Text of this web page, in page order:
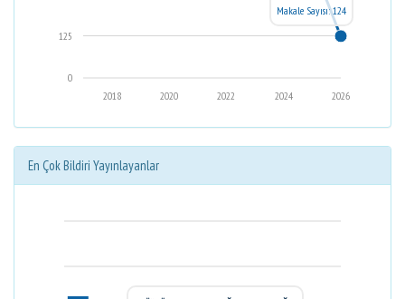
0
125
2026
2024
2022
2020
2018
Makale Sayısı: 124
En Çok Bildiri Yayınlayanlar